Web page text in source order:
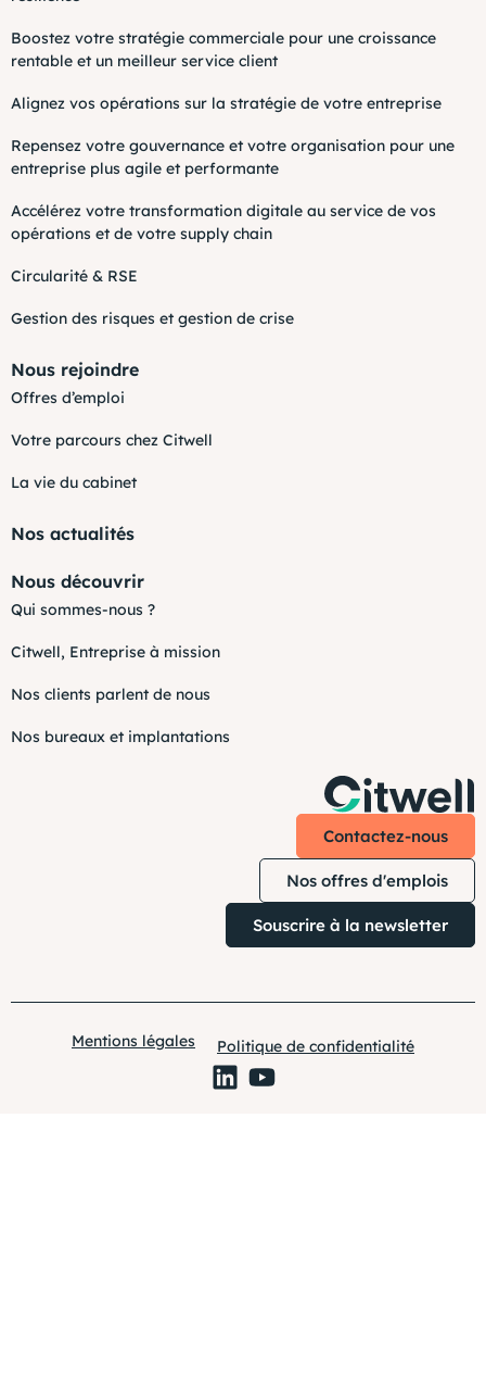
Boostez votre stratégie commerciale pour une croissance
rentable et un meilleur service client
Alignez vos opérations sur la stratégie de votre entreprise
Repensez votre gouvernance et votre organisation pour une
entreprise plus agile et performante
Accélérez votre transformation digitale au service de vos
opérations et de votre supply chain
Circularité & RSE
Gestion des risques et gestion de crise
Nous rejoindre
Offres d’emploi
Votre parcours chez Citwell
La vie du cabinet
Nos actualités
Nous découvrir
Qui sommes-nous ?
Citwell, Entreprise à mission
Nos clients parlent de nous
Nos bureaux et implantations
Contactez-nous
Nos offres d'emplois
Souscrire à la newsletter
Mentions légales Politique de confidentialité